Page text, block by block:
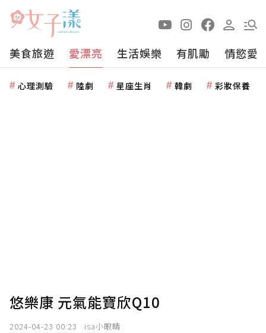
美食旅遊 愛漂亮 生活娛樂 有肌勵 情慾愛
心理測驗 陸劇 星座生肖 韓劇 彩妝保養
悠樂康 元氣能寶欣Q10
2024-04-23 00:23 isa小眼睛